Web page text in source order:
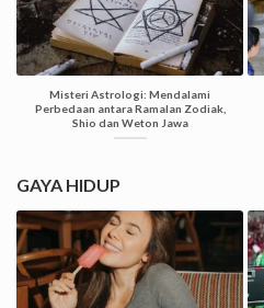
Misteri Astrologi: Mendalami
Perbedaan antara Ramalan Zodiak,
Shio dan Weton Jawa
GAYA HIDUP